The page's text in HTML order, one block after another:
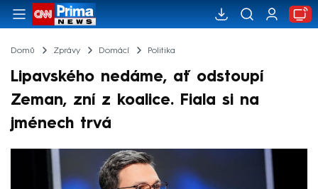
Domů Zprávy Domácí Politika
Lipavského nedáme, ať odstoupí
Zeman, zní z koalice. Fiala si na
jménech trvá